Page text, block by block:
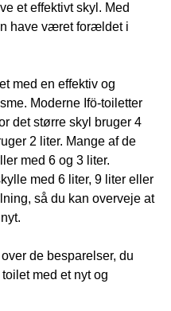
et effektivt skyl. Med
have været forældet i
med en effektiv og
Moderne Ifö-toiletter
det større skyl bruger 4
2 liter. Mange af de
med 6 og 3 liter.
med 6 liter, 9 liter eller
så du kan overveje at
de besparelser, du
med et nyt og